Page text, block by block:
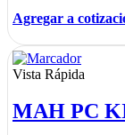
Agregar a
Vista Rápida
MAH PC